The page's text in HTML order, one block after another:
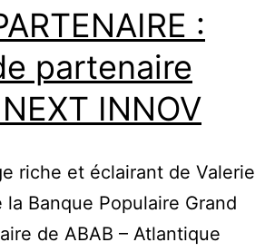
:
partenaire
INNOV
riche et éclairant de Valerie
la Banque Populaire Grand
de ABAB – Atlantique